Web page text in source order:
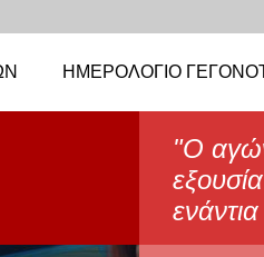
ΗΜΕΡΟΛΌΓΙΟ
"Ο